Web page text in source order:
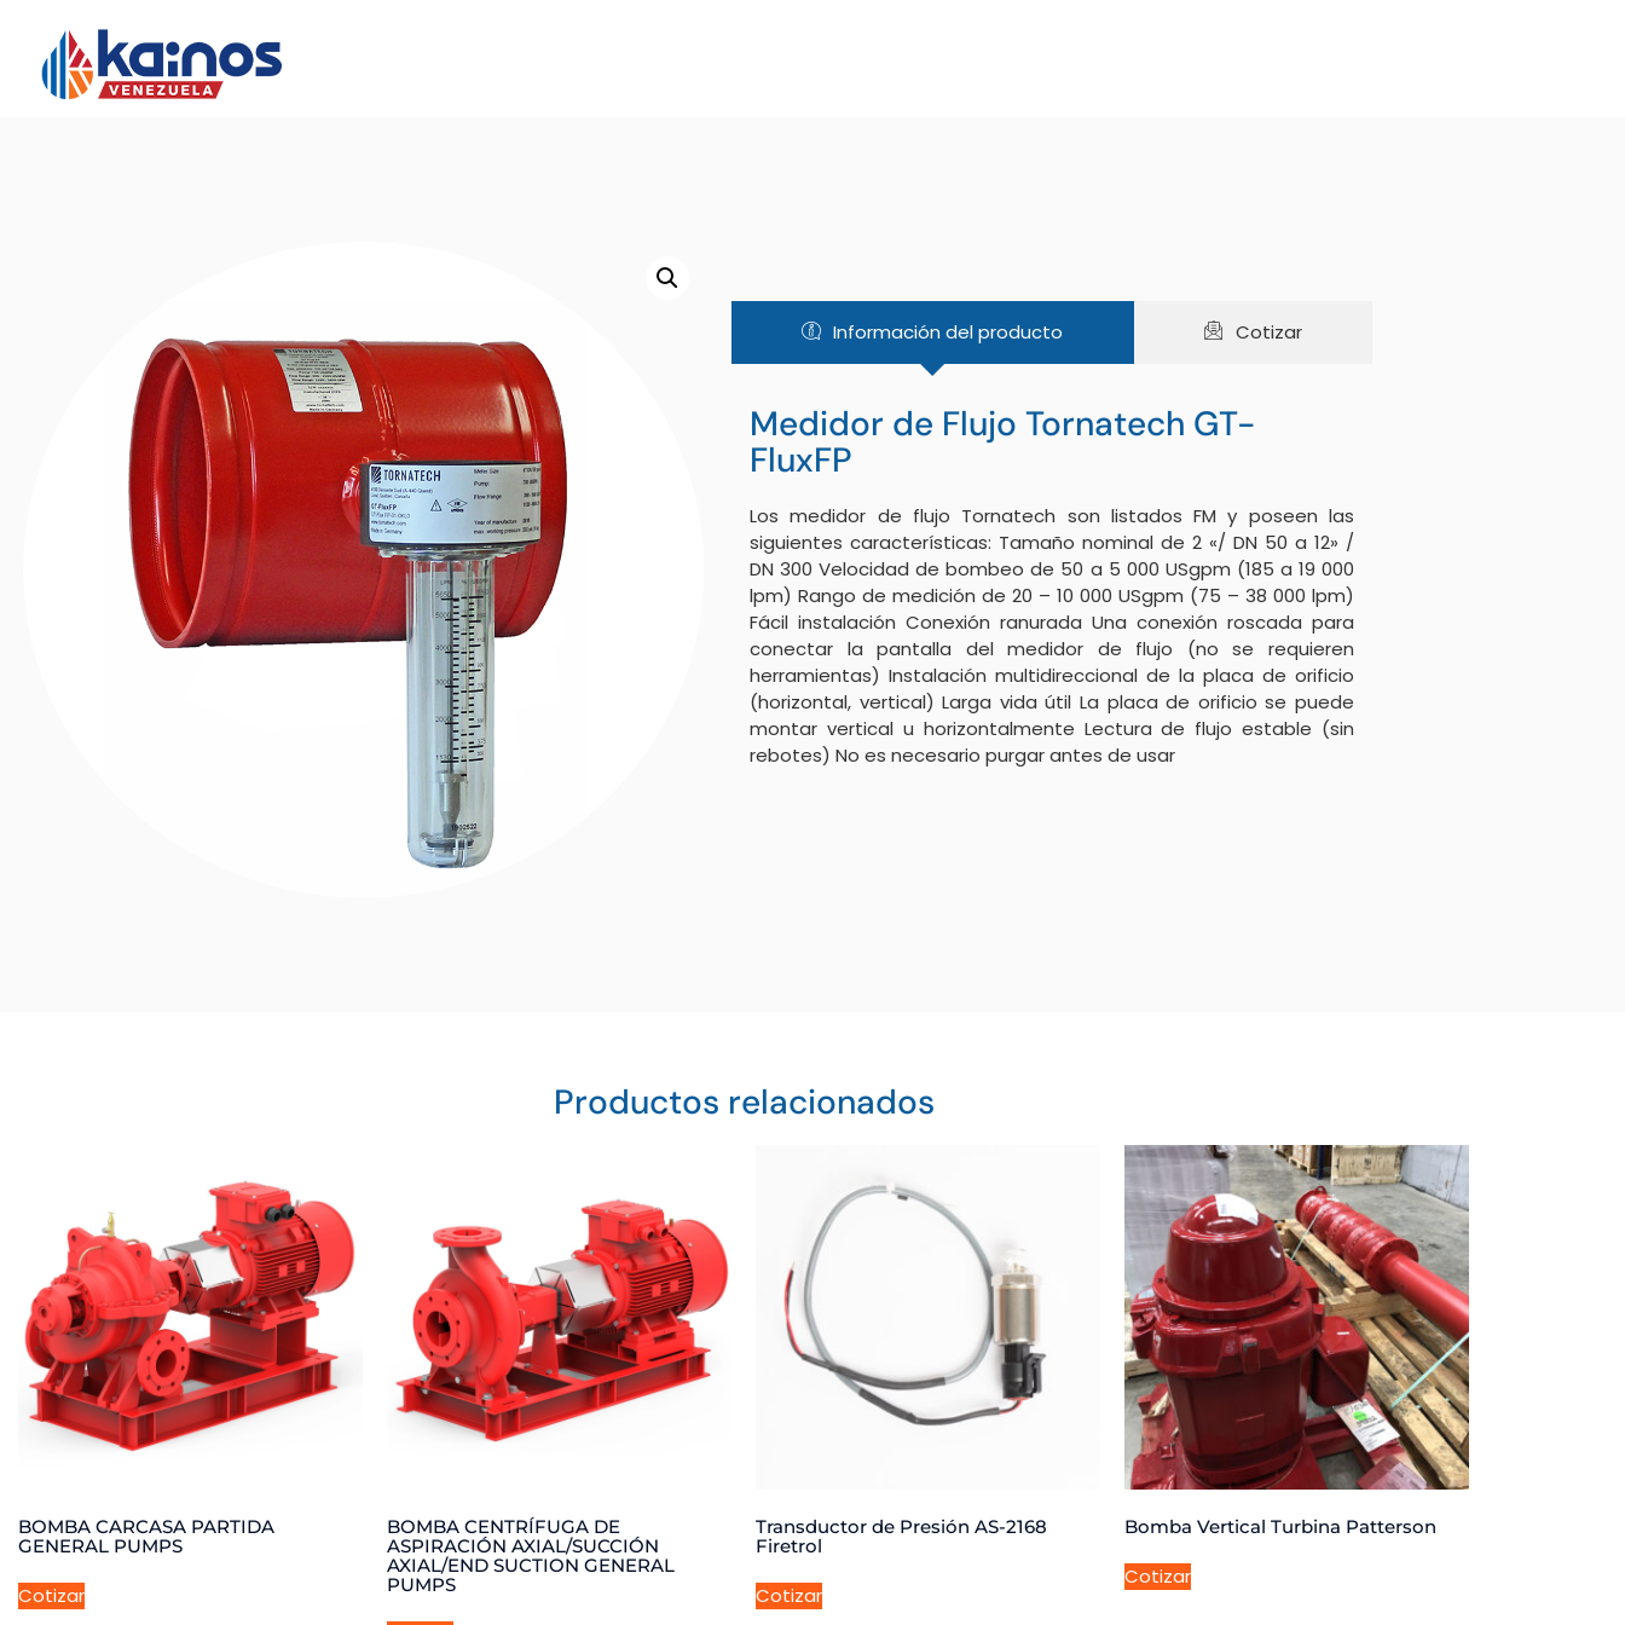
Información del producto Cotizar
Medidor de Flujo Tornatech GT-
FluxFP
Los medidor de flujo Tornatech son listados FM y poseen las
siguientes características: Tamaño nominal de 2 «/ DN 50 a 12» /
DN 300 Velocidad de bombeo de 50 a 5 000 USgpm (185 a 19 000
lpm) Rango de medición de 20 – 10 000 USgpm (75 – 38 000 lpm)
Fácil instalación Conexión ranurada Una conexión roscada para
conectar la pantalla del medidor de flujo (no se requieren
herramientas) Instalación multidireccional de la placa de orificio
(horizontal, vertical) Larga vida útil La placa de orificio se puede
montar vertical u horizontalmente Lectura de flujo estable (sin
rebotes) No es necesario purgar antes de usar
Productos relacionados
BOMBA CARCASA PARTIDA
GENERAL PUMPS
Cotizar
BOMBA CENTRÍFUGA DE
ASPIRACIÓN AXIAL/SUCCIÓN
AXIAL/END SUCTION GENERAL
PUMPS
Transductor de Presión AS-2168
Firetrol
Cotizar
Bomba Vertical Turbina Patterson
Cotizar